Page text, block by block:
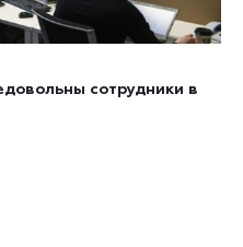
сотрудники в